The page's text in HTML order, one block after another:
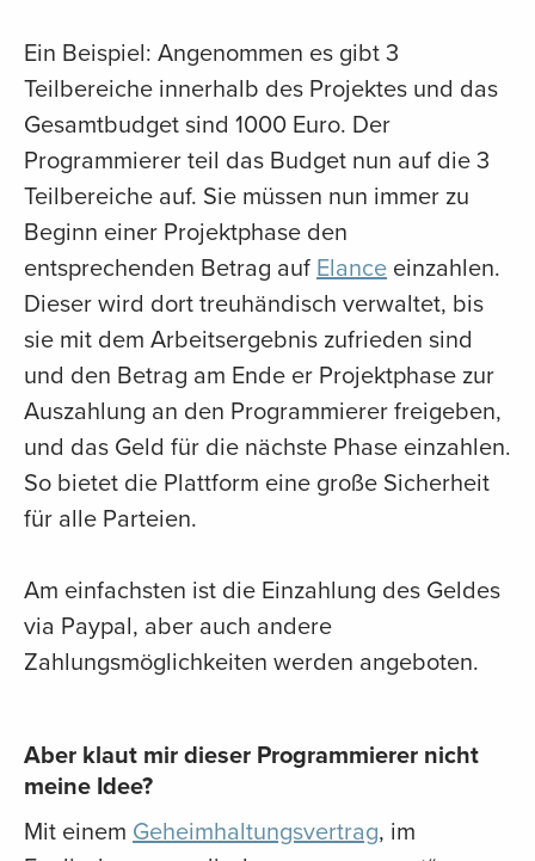
Ein Beispiel: Angenommen es gibt 3
Teilbereiche innerhalb des Projektes und das
Gesamtbudget sind 1000 Euro. Der
Programmierer teil das Budget nun auf die 3
Teilbereiche auf. Sie müssen nun immer zu
Beginn einer Projektphase den
entsprechenden Betrag aufElance einzahlen.
Dieser wird dort treuhändisch verwaltet, bis
sie mit dem Arbeitsergebnis zufrieden sind
und den Betrag am Ende er Projektphase zur
Auszahlung an den Programmierer freigeben,
und das Geld für die nächste Phase einzahlen.
So bietet die Plattform eine große Sicherheit
für alle Parteien.
Am einfachsten ist die Einzahlung des Geldes
via Paypal, aber auch andere
Zahlungsmöglichkeiten werden angeboten.
Aber klaut mir dieser Programmierer nicht
meine Idee?
Mit einem Geheimhaltungsvertrag, im